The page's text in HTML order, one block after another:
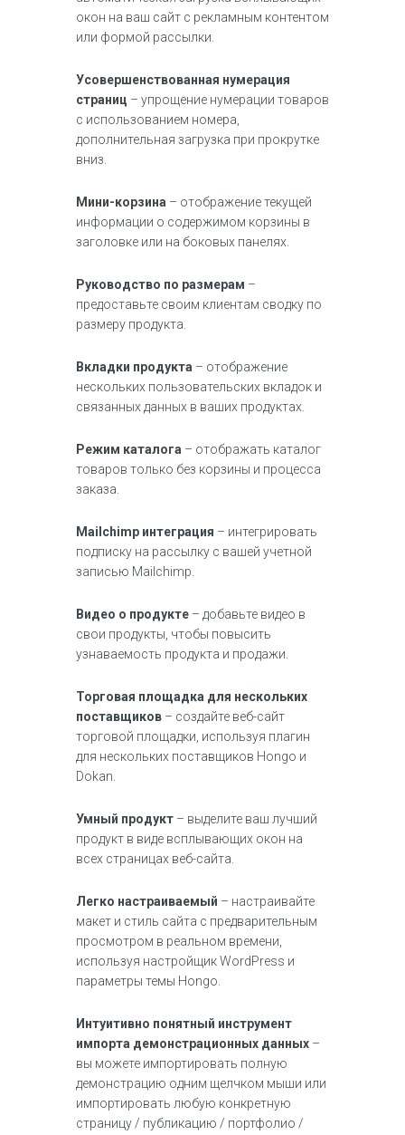
окон на ваш сайт с рекламным контентом
или формой рассылки.
Усовершенствованная нумерация
страниц – упрощение нумерации товаров
с использованием номера,
дополнительная загрузка при прокрутке
вниз.
Мини-корзина – отображение текущей
информации о содержимом корзины в
заголовке или на боковых панелях.
Руководство по размерам –
предоставьте своим клиентам сводку по
размеру продукта.
Вкладки продукта – отображение
нескольких пользовательских вкладок и
связанных данных в ваших продуктах.
Режим каталога – отображать каталог
товаров только без корзины и процесса
заказа.
Mailchimp интеграция – интегрировать
подписку на рассылку с вашей учетной
записью Mailchimp.
Видео о продукте – добавьте видео в
свои продукты, чтобы повысить
узнаваемость продукта и продажи.
Торговая площадка для нескольких
поставщиков – создайте веб-сайт
торговой площадки, используя плагин
для нескольких поставщиков Hongo и
Dokan.
Умный продукт – выделите ваш лучший
продукт в виде всплывающих окон на
всех страницах веб-сайта.
Легко настраиваемый – настраивайте
макет и стиль сайта с предварительным
просмотром в реальном времени,
используя настройщик WordPress и
параметры темы Hongo.
Интуитивно понятный инструмент
импорта демонстрационных данных –
вы можете импортировать полную
демонстрацию одним щелчком мыши или
импортировать любую конкретную
страницу / публикацию / портфолио /